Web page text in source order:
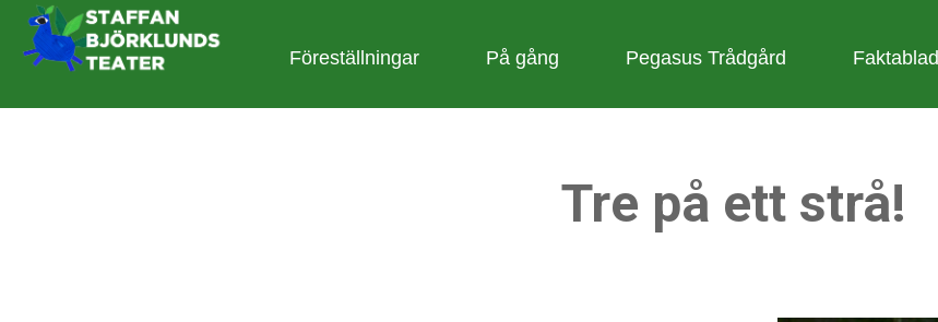
Föreställningar På gång Pegasus Trådgård Faktablad
Tre på ett strå!